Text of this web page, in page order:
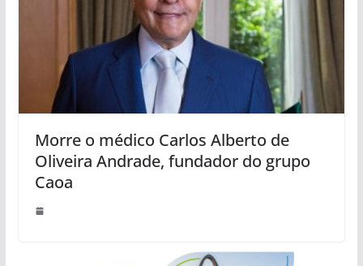
Morre o médico Carlos Alberto de
Oliveira Andrade, fundador do grupo
Caoa